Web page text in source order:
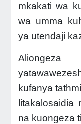
mkakati wa
wa umma
ya utendaji
kufanya
litakalosaidia
na kuongeza